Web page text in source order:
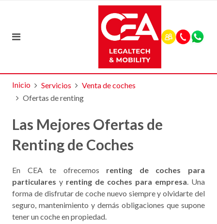
Inicio Servicios
Venta de coches
Ofertas de renting
Las Mejores Ofertas de
Renting de Coches
En CEA te ofrecemos renting de coches para
particulares y renting de coches para empresa. Una
forma de disfrutar de coche nuevo siempre y olvidarte del
seguro, mantenimiento y demás obligaciones que supone
tener un coche en propiedad.